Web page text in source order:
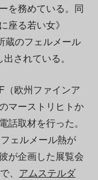
を務めている。同
座る若い女》
蔵のフェルメール
されている。
欧州ファインア
マーストリヒトか
話取材を行った。
ェルメール熱が
が企画した展覧会
、 アムステルダ